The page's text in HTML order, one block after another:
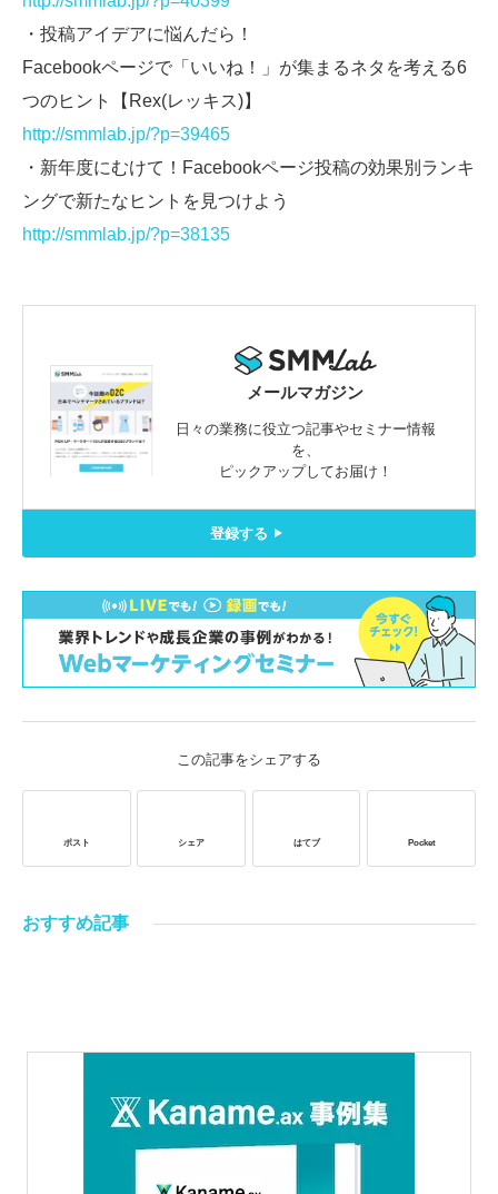
・投稿アイデアに悩んだら！
Facebookページで「いいね！」が集まるネタを考える6
つのヒント【Rex(レッキス)】
http://smmlab.jp/?p=39465
・新年度にむけて！Facebookページ投稿の効果別ランキ
ングで新たなヒントを見つけよう
http://smmlab.jp/?p=38135
メールマガジン
日々の業務に役立つ記事やセミナー情報
を、
ピックアップしてお届け！
登録する
この記事をシェアする
ポスト シェア はてブ Pocket
おすすめ記事